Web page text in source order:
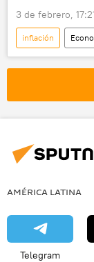
3 de febrero,
inflación
Rusia
📈
AMÉRICA LATINA
Telegram